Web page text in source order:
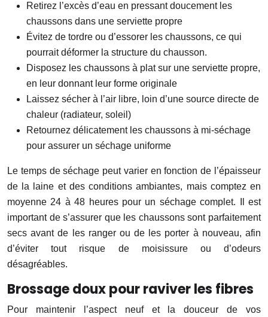
Retirez l’excès d’eau en pressant doucement les
chaussons dans une serviette propre
Évitez de tordre ou d’essorer les chaussons, ce qui
pourrait déformer la structure du chausson.
Disposez les chaussons à plat sur une serviette propre,
en leur donnant leur forme originale
Laissez sécher à l’air libre, loin d’une source directe de
chaleur (radiateur, soleil)
Retournez délicatement les chaussons à mi-séchage
pour assurer un séchage uniforme
Le temps de séchage peut varier en fonction de l’épaisseur
de la laine et des conditions ambiantes, mais comptez en
moyenne 24 à 48 heures pour un séchage complet. Il est
important de s’assurer que les chaussons sont parfaitement
secs avant de les ranger ou de les porter à nouveau, afin
d’éviter tout risque de moisissure ou d’odeurs
désagréables.
Brossage doux pour raviver les fibres
Pour maintenir l’aspect neuf et la douceur de vos